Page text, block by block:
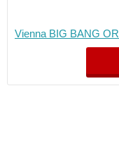
Vienna BIG BANG